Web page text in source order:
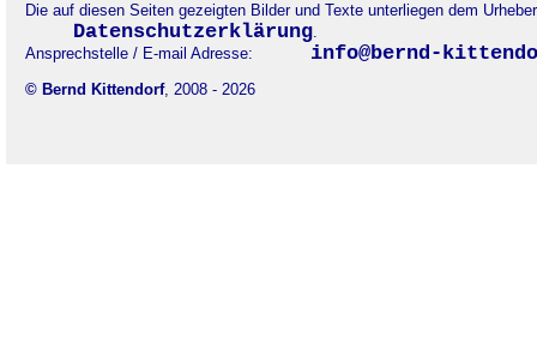
Die auf diesen Seiten gezeigten Bilder und Texte unterliegen dem
Datenschutzerklärung.
Ansprechstelle / E-mail Adresse:
info@bernd-
© Bernd Kittendorf, 2008 - 2026